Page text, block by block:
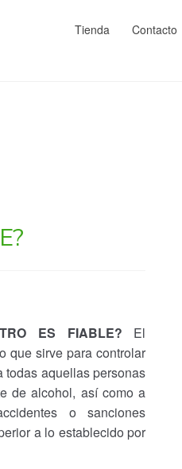
Tienda Contacto
ES FIABLE? El
que sirve para controlar
aquellas personas
de alcohol, así como a
o sanciones
a lo establecido por